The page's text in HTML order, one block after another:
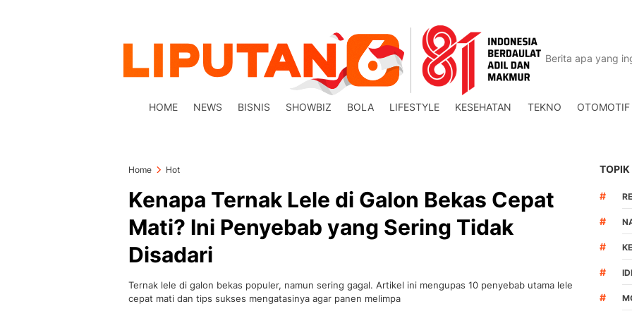
HOME NEWS BISNIS SHOWBIZ BOLA LIFESTYLE KESEHATAN TEKNO OTOMOTIF
Home Hot
Kenapa Ternak Lele di Galon Bekas Cepat
Mati? Ini Penyebab yang Sering Tidak
Disadari
Ternak lele di galon bekas populer, namun sering gagal. Artikel ini mengupas 10 penyebab utama lele
cepat mati dan tips sukses mengatasinya agar panen melimpa
TOPIK
#
#
#
#
#